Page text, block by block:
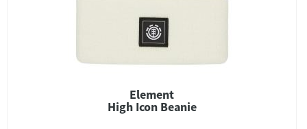
Element
High Icon Beanie